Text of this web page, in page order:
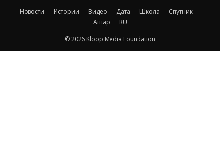
Новости Истории Видео Дата Школа
Спутник
Ашар
RU
© 2026 Kloop Media Foundation